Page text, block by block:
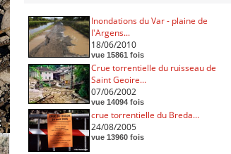
Inondations du Var - plaine de
l'Argens...
18/06/2010
vue 15861 fois
Crue torrentielle du ruisseau de
Saint Geoire...
07/06/2002
vue 14094 fois
crue torrentielle du Breda...
24/08/2005
vue 13960 fois